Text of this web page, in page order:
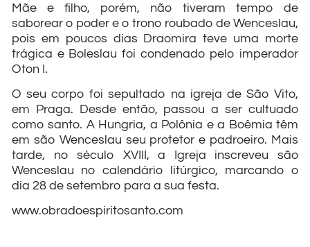
Mãe e filho, porém, não tiveram tempo de
saborear o poder e o trono roubado de Wenceslau,
pois em poucos dias Draomira teve uma morte
trágica e Boleslau foi condenado pelo imperador
Oton I.
O seu corpo foi sepultado na igreja de São Vito,
em Praga. Desde então, passou a ser cultuado
como santo. A Hungria, a Polônia e a Boêmia têm
em são Wenceslau seu protetor e padroeiro. Mais
tarde, no século XVIII, a Igreja inscreveu são
Wenceslau no calendário litúrgico, marcando o
dia 28 de setembro para a sua festa.
www.obradoespiritosanto.com